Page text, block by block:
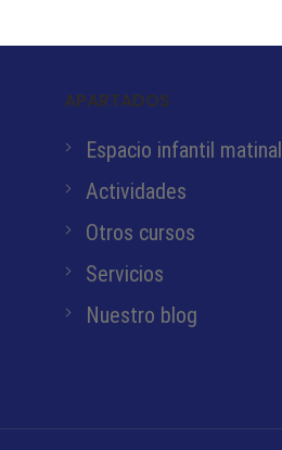
APARTADOS
Espacio infantil matinal
Actividades
Otros cursos
Servicios
Nuestro blog